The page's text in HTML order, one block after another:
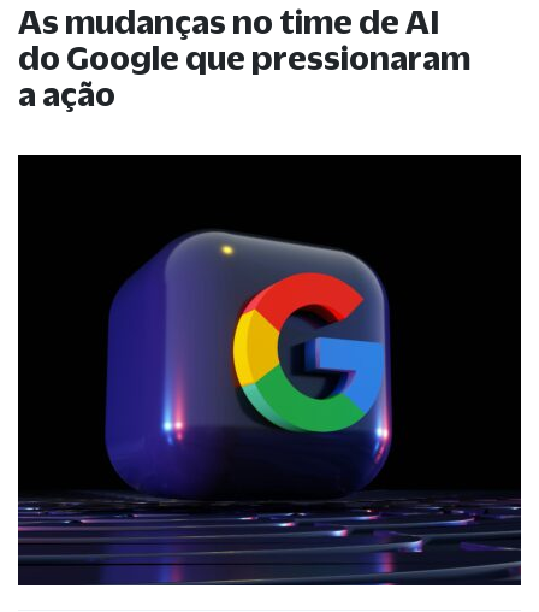
As mudanças no time de AI
do Google que pressionaram
a ação